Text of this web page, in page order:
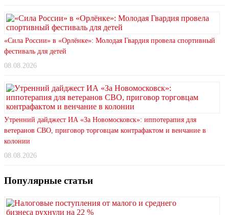
«Сила России» в «Орлёнке»: Молодая Гвардия провела спортивный
фестиваль для детей
08.08.2026
Утренний дайджест ИА «За Новомосковск»: иппотерапия для
ветеранов СВО, приговор торговцам контрафактом и венчание в
колонии
08.08.2026
Популярные статьи